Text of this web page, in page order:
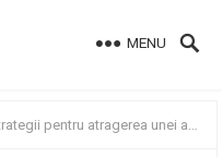
MENU
atragerea unei audiențe internaționale